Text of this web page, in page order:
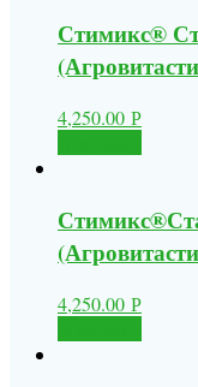
Стимикс®
4,250.00 Р
4,250.00 Р